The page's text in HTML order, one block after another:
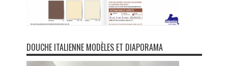
DOUCHE ITALIENNE MODÈLES ET DIAPORAMA